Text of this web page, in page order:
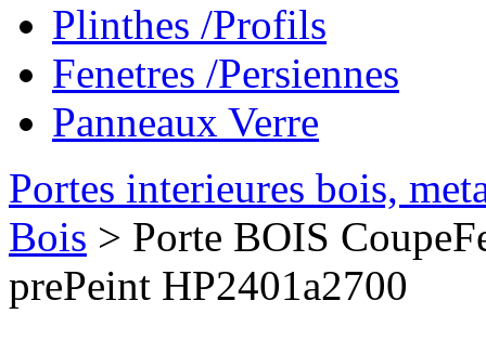
Plinthes /Profils
Fenetres /Persiennes
Panneaux Verre
Portes interieures bois,
Bois > Porte BOIS
prePeint HP2401a2700